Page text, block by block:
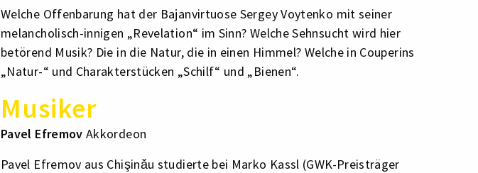
Welche Offenbarung hat der Bajanvirtuose Sergey Voytenko mit seiner
melancholisch-innigen „Revelation“ im Sinn? Welche Sehnsucht wird hier
betörend Musik? Die in die Natur, die in einen Himmel? Welche in Couperins
„Natur-“ und Charakterstücken „Schilf“ und „Bienen“.
Musiker
Pavel EfremovAkkordeon
Pavel Efremov aus Chişinǎu studierte bei Marko Kassl (GWK-Preisträger